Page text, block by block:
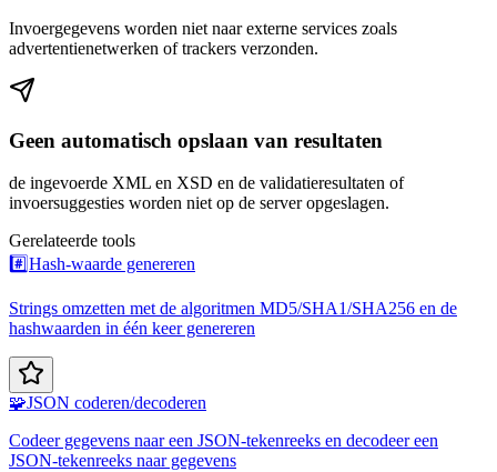
Invoergegevens worden niet naar externe services zoals
advertentienetwerken of trackers verzonden.
Geen automatisch opslaan van resultaten
de ingevoerde XML en XSD en de validatieresultaten of
invoersuggesties worden niet op de server opgeslagen.
Gerelateerde tools
#️⃣ Hash-waarde genereren
Strings omzetten met de algoritmen MD5/SHA1/SHA256 en de
hashwaarden in één keer genereren
🧩JSON coderen/decoderen
Codeer gegevens naar een JSON-tekenreeks en decodeer een
JSON-tekenreeks naar gegevens